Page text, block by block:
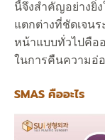
นี้จึงสำคัญอย่างยิ่
แตกต่างที่ชัดเจนร
หน้าแบบทั่วไปคือ
ในการคืนความอ่
SMAS คืออะไร